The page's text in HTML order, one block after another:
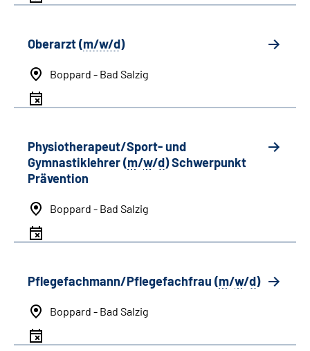
Oberarzt (m/w/d)
Boppard - Bad Salzig
Physiotherapeut/Sport- und
Gymnastiklehrer (m/w/d) Schwerpunkt
Prävention
Boppard - Bad Salzig
Pflegefachmann/Pflegefachfrau (m/w/d)
Boppard - Bad Salzig